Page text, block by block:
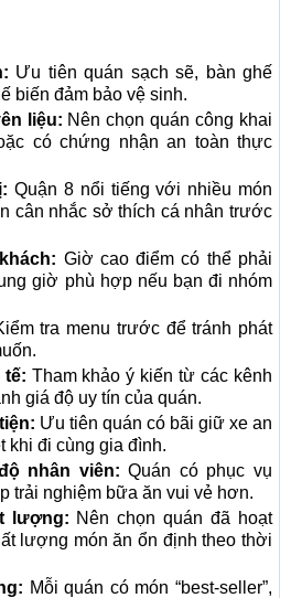
Ưu tiên quán sạch sẽ, bàn ghế
biến đảm bảo vệ sinh.
liệu: Nên chọn quán công khai
có chứng nhận an toàn thực
Quận 8 nổi tiếng với nhiều món
cân nhắc sở thích cá nhân trước
Giờ cao điểm có thể phải
giờ phù hợp nếu bạn đi nhóm
tra menu trước để tránh phát
tế: Tham khảo ý kiến từ các kênh
giá độ uy tín của quán.
Ưu tiên quán có bãi giữ xe an
khi đi cùng gia đình.
nhân viên: Quán có phục vụ
trải nghiệm bữa ăn vui vẻ hơn.
lượng: Nên chọn quán đã hoạt
lượng món ăn ổn định theo thời
Mỗi quán có món “best-seller”,